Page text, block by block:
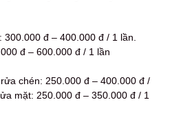
đ – 400.000 đ / 1 lần.
đ – 600.000 đ / 1 lần
chén: 250.000 đ – 400.000 đ /
mặt: 250.000 đ – 350.000 đ / 1